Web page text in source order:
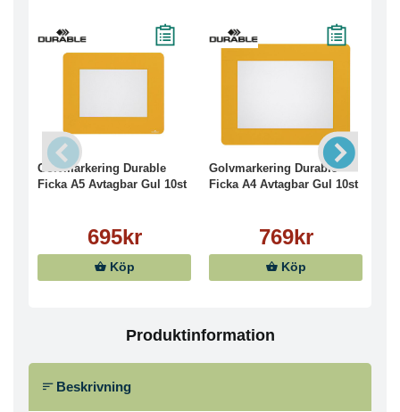
Golvmarkering Durable
Ficka A5 Avtagbar Gul 10st
695kr
Köp
Golvmarkering Durable
Ficka A4 Avtagbar Gul 10st
769kr
Köp
Produktinformation
Beskrivning